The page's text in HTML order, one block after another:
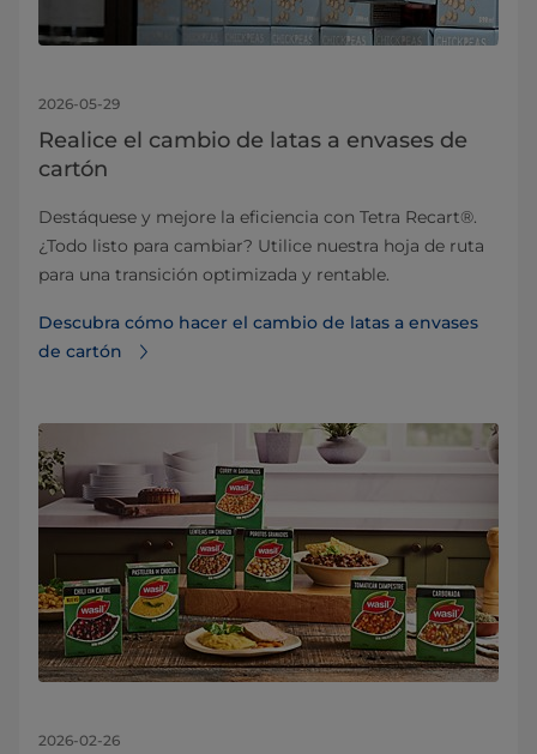
2026-05-29
Realice el cambio de latas a envases de
cartón
Destáquese y mejore la eficiencia con Tetra Recart®.
¿Todo listo para cambiar? Utilice nuestra hoja de ruta
para una transición optimizada y rentable.
Descubra cómo hacer el cambio de latas a envases
de cartón
2026-02-26